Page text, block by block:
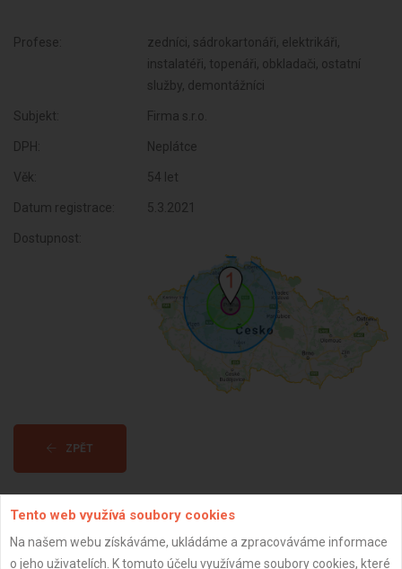
Profese:
zedníci, sádrokartonáři, elektrikáři,
instalatéři, topenáři, obkladači, ostatní
služby, demontážníci
Subjekt: Firma s.r.o.
DPH: Neplátce
Věk: 54 let
Datum registrace: 5.3.2021
Dostupnost:
ZPĚT
Aktualizováno z portálu ARES dne 03.01.2024 01:30:11
Tento web využívá soubory cookies
Na našem webu získáváme, ukládáme a zpracováváme informace
o jeho uživatelích. K tomuto účelu využíváme soubory cookies, které